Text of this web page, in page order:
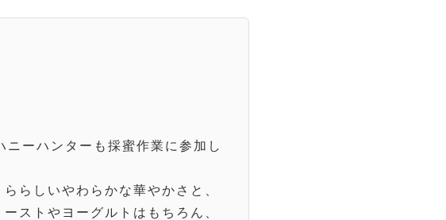
ーハンターも採蜜作業に参加し
らしいやわらかな華やかさと、
ストやヨーグルトはもちろん、